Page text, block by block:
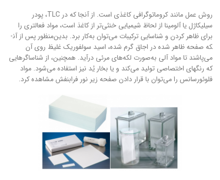
روش عمل مانند کروماتوگرافی کاغذی است. از آنجا که در TLC، پودر
سیلیکاژل یا آلومینا از لحاظ شیمیایی خنثی‌تر از کاغذ است، مواد فعال­تری را
برای ظاهر کردن و شناسایی ترکیبات می‌توان به‌کار برد. بدین‌منظور پس از آن­
که صفحه ظاهر شده در اجاق گرم شده، اسید سولفوریک غلیظ روی آن
می‌پاشند تا مواد آلی به‌صورت لکه‌های مرئی درآید. همچنین، از شناساگرهایی
که رنگ­های اختصاصی تولید می‌کند و یا بخار یُد نیز استفاده می‌شود. مواد
فلوئورسانس را می‌توان با قرار دادن صفحه زیر نور فرا­بنفش مشاهده کرد.